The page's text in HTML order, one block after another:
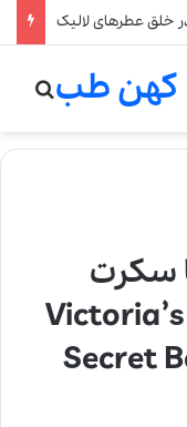
خلق عطرهای لالیک
کهن طب
سکرت
اسکوئیز آف پاین اپل | Victoria’s
Secret